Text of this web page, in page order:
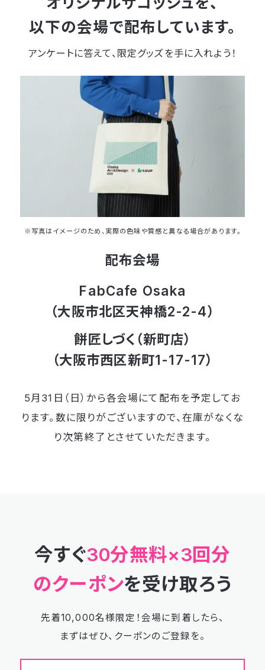
以下の会場で配布しています。
アンケートに答えて、限定グッズを手に入れよう！
※写真はイメージのため、実際の色味や質感と異なる場合があります。
配布会場
FabCafe Osaka
（大阪市北区天神橋2-2-4）
餅匠しづく（新町店）
（大阪市西区新町1-17-17）
5月31日（日）から各会場にて配布を予定してお
ります。 数に限りがございますので、在庫がなくな
り次第終了とさせていただきます。
今すぐ30分無料×3回分
のクーポンを受け取ろう
先着10,000名様限定！ 会場に到着したら、
まずはぜひ、クーポンのご登録を。